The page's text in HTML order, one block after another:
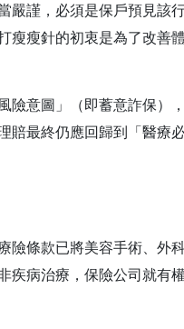
嚴謹，必須是保戶預見該
瘦瘦針的初衷是為了改善
險意圖」（即蓄意詐保）
賠最終仍應回歸到「醫療
險條款已將美容手術、外
疾病治療，保險公司就有